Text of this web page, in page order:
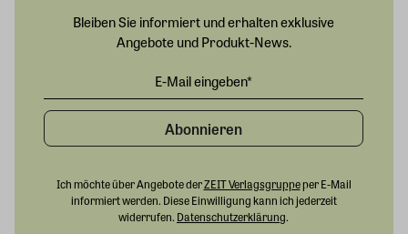
Bleiben Sie informiert und erhalten exklusive
Angebote und Produkt-News.
Abonnieren
Ich möchte über Angebote derZEIT Verlagsgruppeper E-Mail
informiert werden. Diese Einwilligung kann ich jederzeit
widerrufen. Datenschutzerklärung.